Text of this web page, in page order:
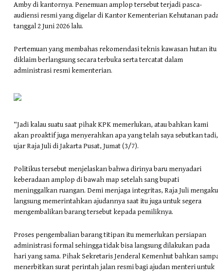
Amby di kantornya. Penemuan amplop tersebut terjadi pasca-
audiensi resmi yang digelar di Kantor Kementerian Kehutanan
tanggal 2 Juni 2026 lalu.
Pertemuan yang membahas rekomendasi teknis kawasan hutan itu
diklaim berlangsung secara terbuka serta tercatat dalam
administrasi resmi kementerian.
“Jadi kalau suatu saat pihak KPK memerlukan, atau bahkan kami
akan proaktif juga menyerahkan apa yang telah saya sebutkan
ujar Raja Juli di Jakarta Pusat, Jumat (3/7).
Politikus tersebut menjelaskan bahwa dirinya baru menyadari
keberadaan amplop di bawah map setelah sang bupati
meninggalkan ruangan. Demi menjaga integritas, Raja Juli mengaku
langsung memerintahkan ajudannya saat itu juga untuk segera
mengembalikan barang tersebut kepada pemiliknya.
Proses pengembalian barang titipan itu memerlukan persiapan
administrasi formal sehingga tidak bisa langsung dilakukan pada
hari yang sama. Pihak Sekretaris Jenderal Kemenhut bahkan
menerbitkan surat perintah jalan resmi bagi ajudan menteri untuk